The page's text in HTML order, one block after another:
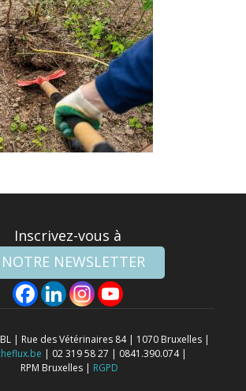
Inscrivez-vous à
NOTRE NEWSLETTER
| Rue des Vétérinaires 84 | 1070 Bruxelles |
| 02 319 58 27 | 0841.390.074 |
RPM Bruxelles | RGPD